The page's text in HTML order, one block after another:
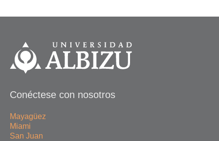
Conéctese con nosotros
Mayagüez
Miami
San Juan